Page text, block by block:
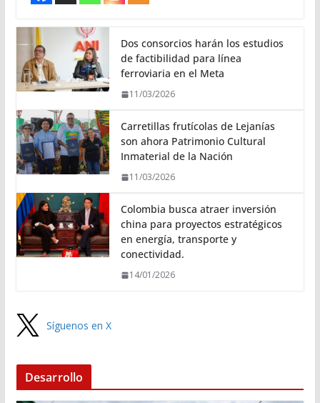
Dos consorcios harán los estudios
de factibilidad para línea
ferroviaria en el Meta
11/03/2026
Carretillas frutícolas de Lejanías
son ahora Patrimonio Cultural
Inmaterial de la Nación
11/03/2026
Colombia busca atraer inversión
china para proyectos estratégicos
en energía, transporte y
conectividad.
14/01/2026
Síguenos en X
Desarrollo